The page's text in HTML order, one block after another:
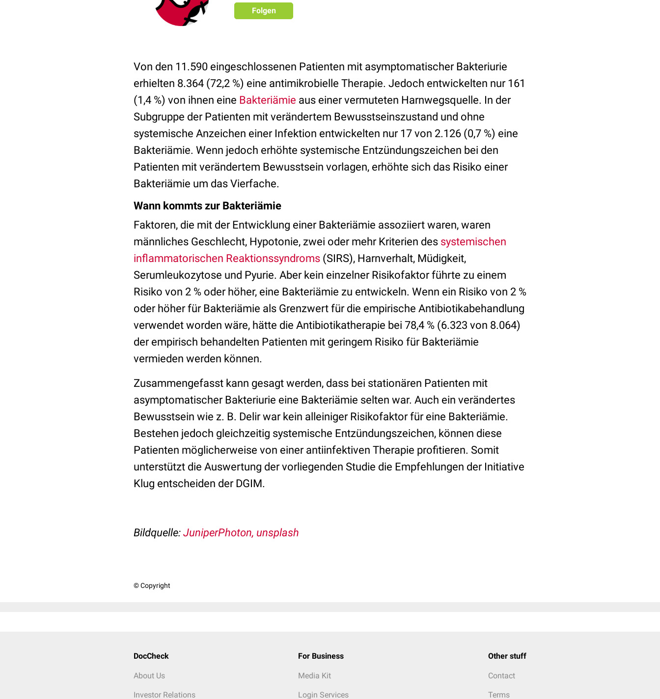
Folgen
Von den 11.590 eingeschlossenen Patienten mit asymptomatischer Bakteriurie
erhielten 8.364 (72,2 %) eine antimikrobielle Therapie. Jedoch entwickelten nur 161
(1,4 %) von ihnen eine Bakteriämie aus einer vermuteten Harnwegsquelle. In der
Subgruppe der Patienten mit verändertem Bewusstseinszustand und ohne
systemische Anzeichen einer Infektion entwickelten nur 17 von 2.126 (0,7 %) eine
Bakteriämie. Wenn jedoch erhöhte systemische Entzündungszeichen bei den
Patienten mit verändertem Bewusstsein vorlagen, erhöhte sich das Risiko einer
Bakteriämie um das Vierfache.
Wann kommts zur Bakteriämie
Faktoren, die mit der Entwicklung einer Bakteriämie assoziiert waren, waren
männliches Geschlecht, Hypotonie, zwei oder mehr Kriterien des systemischen
inflammatorischen Reaktionssyndroms (SIRS), Harnverhalt, Müdigkeit,
Serumleukozytose und Pyurie. Aber kein einzelner Risikofaktor führte zu einem
Risiko von 2 % oder höher, eine Bakteriämie zu entwickeln. Wenn ein Risiko von 2 %
oder höher für Bakteriämie als Grenzwert für die empirische Antibiotikabehandlung
verwendet worden wäre, hätte die Antibiotikatherapie bei 78,4 % (6.323 von 8.064)
der empirisch behandelten Patienten mit geringem Risiko für Bakteriämie
vermieden werden können.
Zusammengefasst kann gesagt werden, dass bei stationären Patienten mit
asymptomatischer Bakteriurie eine Bakteriämie selten war. Auch ein verändertes
Bewusstsein wie z. B. Delir war kein alleiniger Risikofaktor für eine Bakteriämie.
Bestehen jedoch gleichzeitig systemische Entzündungszeichen, können diese
Patienten möglicherweise von einer antiinfektiven Therapie profitieren. Somit
unterstützt die Auswertung der vorliegenden Studie die Empfehlungen der Initiative
Klug entscheiden der DGIM.
Bildquelle: JuniperPhoton, unsplash
© Copyright
DocCheck
About Us
Investor Relations
For Business
Media Kit
Login Services
Other stuff
Contact
Terms